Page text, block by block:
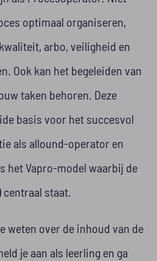
optimaal organiseren,
arbo, veiligheid en
Ook kan het begeleiden van
taken behoren. Deze
basis voor het succesvol
als allound-operator en
het Vapro-model waarbij de
centraal staat.
weten over de inhoud van de
je aan als leerling en ga